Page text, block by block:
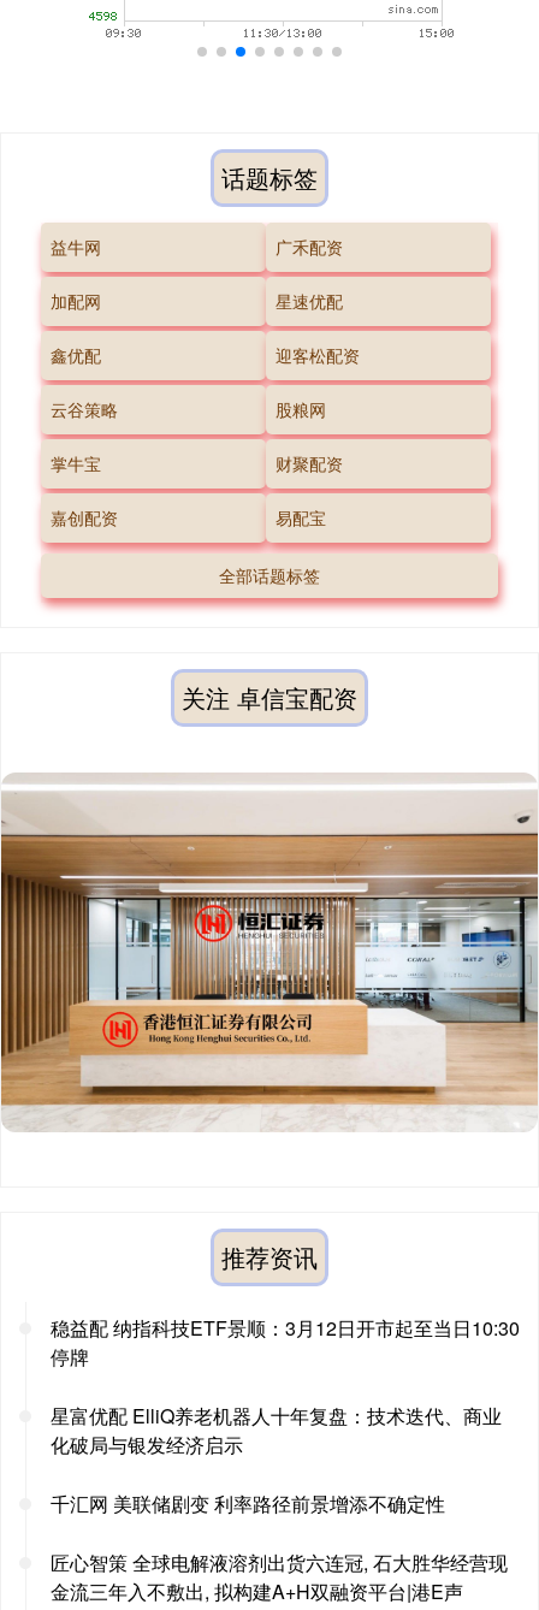
话题标签
益牛网 广禾配资
加配网 星速优配
鑫优配 迎客松配资
云谷策略 股粮网
掌牛宝 财聚配资
嘉创配资 易配宝
全部话题标签
关注 卓信宝配资
推荐资讯
稳益配 纳指科技ETF景顺：3月12日开市起至当日10:30
停牌
星富优配 ElliQ养老机器人十年复盘：技术迭代、商业
化破局与银发经济启示
千汇网 美联储剧变 利率路径前景增添不确定性
匠心智策 全球电解液溶剂出货六连冠, 石大胜华经营现
金流三年入不敷出, 拟构建A+H双融资平台|港E声